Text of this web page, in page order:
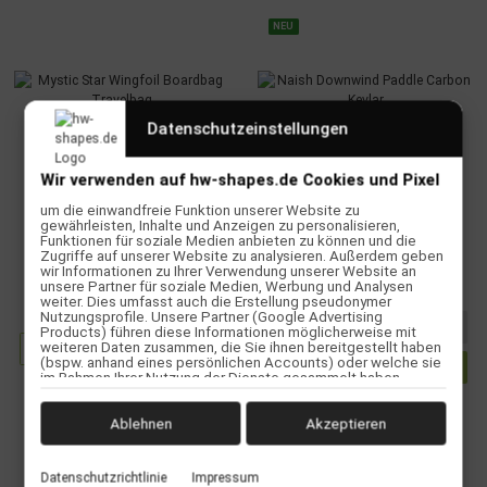
Mystic Star Wingfoil Boardbag
Travelbag
149,90 € -169,90 €*
Zum Artikel
NEU
Naish Downwind Paddle Carbon
Kevlar
449,00 €*
Datenschutzeinstellungen
Wir verwenden auf hw-shapes.de Cookies und Pixel
um die einwandfreie Funktion unserer Website zu
gewährleisten, Inhalte und Anzeigen zu personalisieren,
Funktionen für soziale Medien anbieten zu können und die
Zugriffe auf unserer Website zu analysieren. Außerdem geben
wir Informationen zu Ihrer Verwendung unserer Website an
unsere Partner für soziale Medien, Werbung und Analysen
weiter. Dies umfasst auch die Erstellung pseudonymer
Nutzungsprofile. Unsere Partner (Google Advertising
Products) führen diese Informationen möglicherweise mit
weiteren Daten zusammen, die Sie ihnen bereitgestellt haben
(bspw. anhand eines persönlichen Accounts) oder welche sie
im Rahmen Ihrer Nutzung der Dienste gesammelt haben
Nutzung von Cookies und Pixeln können Sie jederzeit
widerrufen, indem Sie auf den Datenschutz-Button links unten
klicken und dort die entsprechenden Anpassungen
Datenschutzrichtlinie Impressum
Ablehnen Akzeptieren